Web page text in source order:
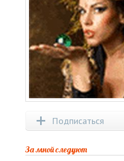
Подписаться
За мной следуют